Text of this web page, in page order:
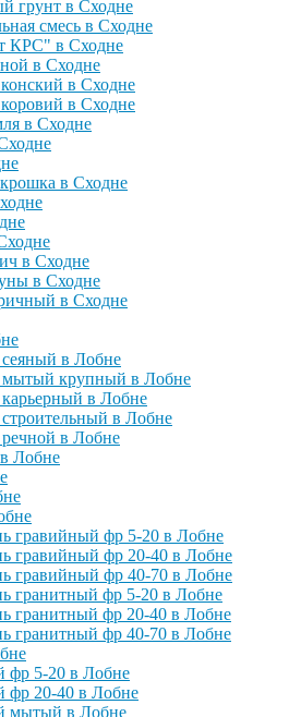
грунт в Сходне
смесь в Сходне
КРС" в Сходне
в Сходне
в Сходне
в Сходне
в Сходне
в Сходне
в Сходне
в Сходне
в Сходне
в Лобне
мытый крупный в Лобне
в Лобне
в Лобне
в Лобне
Лобне
гравийный фр 5-20 в Лобне
гравийный фр 20-40 в Лобне
гравийный фр 40-70 в Лобне
гранитный фр 5-20 в Лобне
гранитный фр 20-40 в Лобне
гранитный фр 40-70 в Лобне
фр 5-20 в Лобне
фр 20-40 в Лобне
мытый в Лобне